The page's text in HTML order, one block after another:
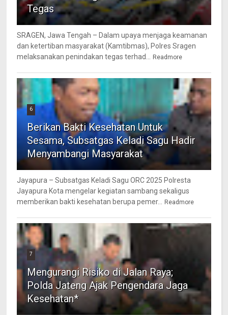
Tegas
SRAGEN, Jawa Tengah – Dalam upaya menjaga keamanan
dan ketertiban masyarakat (Kamtibmas), Polres Sragen
melaksanakan penindakan tegas terhad...
Readmore
6
Berikan Bakti Kesehatan Untuk
Sesama, Subsatgas Keladi Sagu Hadir
Menyambangi Masyarakat
Jayapura – Subsatgas Keladi Sagu ORC 2025 Polresta
Jayapura Kota mengelar kegiatan sambang sekaligus
memberikan bakti kesehatan berupa pemer...
Readmore
7
Mengurangi Risiko di Jalan Raya;
Polda Jateng Ajak Pengendara Jaga
Kesehatan*